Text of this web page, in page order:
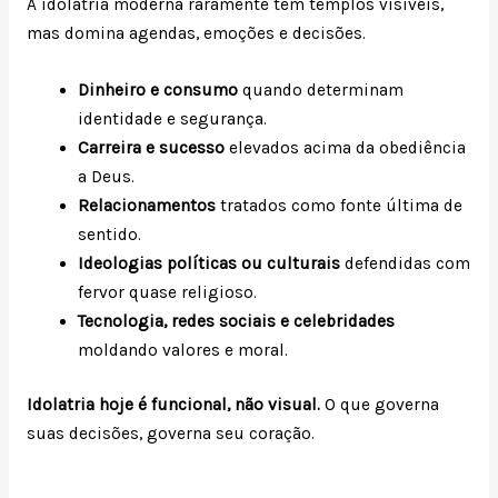
A idolatria moderna raramente tem templos visíveis,
mas domina agendas, emoções e decisões.
Dinheiro e consumo quando determinam
identidade e segurança.
Carreira e sucesso elevados acima da obediência
a Deus.
Relacionamentos tratados como fonte última de
sentido.
Ideologias políticas ou culturais defendidas com
fervor quase religioso.
Tecnologia, redes sociais e celebridades
moldando valores e moral.
Idolatria hoje é funcional, não visual.O que governa
suas decisões, governa seu coração.